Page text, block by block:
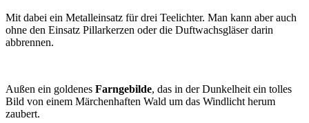
Mit dabei ein Metalleinsatz für drei Teelichter. Man kann aber auch
ohne den Einsatz Pillarkerzen oder die Duftwachsgläser darin
abbrennen.
Außen ein goldenes Farngebilde, das in der Dunkelheit ein tolles
Bild von einem Märchenhaften Wald um das Windlicht herum
zaubert.